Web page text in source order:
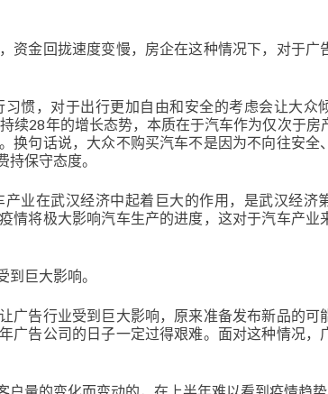
资金回拢速度变慢，房企在这种情况下，对于广
惯，对于出行更加自由和安全的考虑会让大众
28年的增长态势，本质在于汽车作为仅次于房
换句话说，大众不购买汽车不是因为不向往安全
保守态度。
业在武汉经济中起着巨大的作用，是武汉经济
情将极大影响汽车生产的进度，这对于汽车产业
巨大影响。
广告行业受到巨大影响，原来准备发布新品的可
广告公司的日子一定过得艰难。面对这种情况，